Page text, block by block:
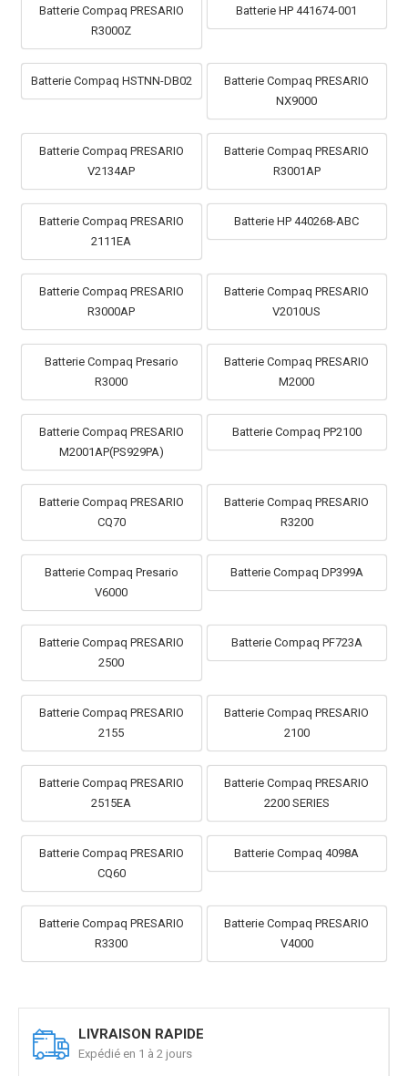
Batterie Compaq PRESARIO
R3000Z
Batterie HP 441674-001
Batterie Compaq HSTNN-DB02
Batterie Compaq PRESARIO
NX9000
Batterie Compaq PRESARIO
V2134AP
Batterie Compaq PRESARIO
R3001AP
Batterie Compaq PRESARIO
2111EA
Batterie HP 440268-ABC
Batterie Compaq PRESARIO
R3000AP
Batterie Compaq PRESARIO
V2010US
Batterie Compaq Presario
R3000
Batterie Compaq PRESARIO
M2000
Batterie Compaq PRESARIO
M2001AP(PS929PA)
Batterie Compaq PP2100
Batterie Compaq PRESARIO
CQ70
Batterie Compaq PRESARIO
R3200
Batterie Compaq Presario
V6000
Batterie Compaq DP399A
Batterie Compaq PRESARIO
2500
Batterie Compaq PF723A
Batterie Compaq PRESARIO
2155
Batterie Compaq PRESARIO
2100
Batterie Compaq PRESARIO
2515EA
Batterie Compaq PRESARIO
2200 SERIES
Batterie Compaq PRESARIO
CQ60
Batterie Compaq 4098A
Batterie Compaq PRESARIO
R3300
Batterie Compaq PRESARIO
V4000
LIVRAISON RAPIDE
Expédié en 1 à 2 jours